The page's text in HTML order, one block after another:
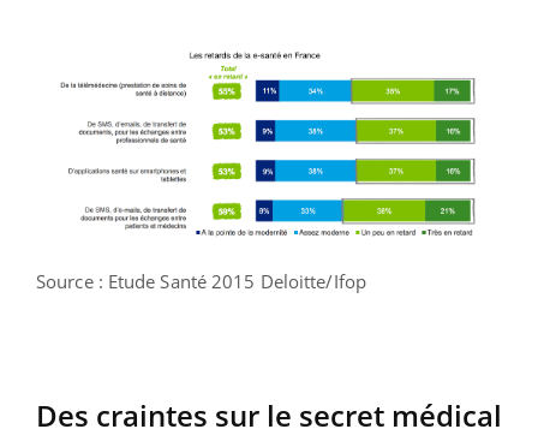
Source : Etude Santé 2015 Deloitte/Ifop
Des craintes sur le secret médical